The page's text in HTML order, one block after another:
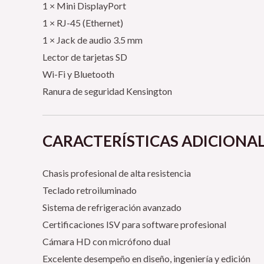
1 × Mini DisplayPort
1 × RJ-45 (Ethernet)
1 × Jack de audio 3.5 mm
Lector de tarjetas SD
Wi-Fi y Bluetooth
Ranura de seguridad Kensington
CARACTERÍSTICAS
Chasis profesional de alta resistencia
Teclado retroiluminado
Sistema de refrigeración avanzado
Certificaciones ISV para software profesional
Cámara HD con micrófono dual
Excelente desempeño en diseño, ingeniería y edición